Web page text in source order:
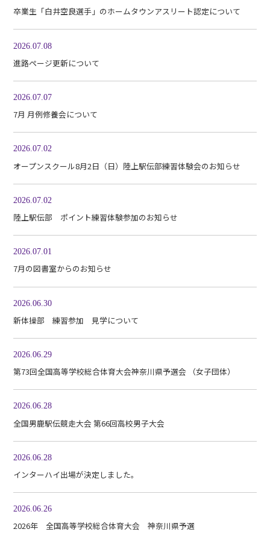
卒業生「白井空良選手」のホームタウンアスリート認定について
2026.07.08
進路ページ更新について
2026.07.07
7月 月例修養会について
2026.07.02
オープンスクール8月2日（日）陸上駅伝部練習体験会のお知らせ
2026.07.02
陸上駅伝部 ポイント練習体験参加のお知らせ
2026.07.01
7月の図書室からのお知らせ
2026.06.30
新体操部 練習参加 見学について
2026.06.29
第73回全国高等学校総合体育大会神奈川県予選会 （女子団体）
2026.06.28
全国男鹿駅伝競走大会 第66回高校男子大会
2026.06.28
インターハイ出場が決定しました。
2026.06.26
2026年 全国高等学校総合体育大会 神奈川県予選